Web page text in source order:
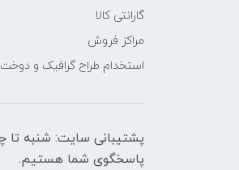
گارانتی کالا
مراکز فروش
استخدام طراح گرافیک و دوخت
پاسخگوی شما هستیم.